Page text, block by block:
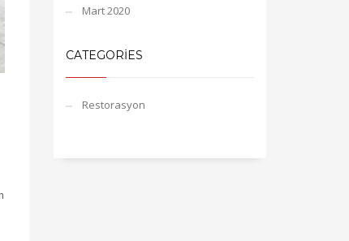
Mart 2020
CATEGORIES
Restorasyon